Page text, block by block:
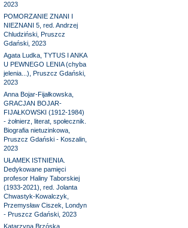
2023
POMORZANIE ZNANI I
NIEZNANI 5, red. Andrzej
Chludziński, Pruszcz
Gdański, 2023
Agata Ludka, TYTUS I ANKA
U PEWNEGO LENIA (chyba
jelenia...), Pruszcz Gdański,
2023
Anna Bojar-Fijałkowska,
GRACJAN BOJAR-
FIJAŁKOWSKI (1912-1984)
- żołnierz, literat, społecznik.
Biografia nietuzinkowa,
Pruszcz Gdański - Koszalin,
2023
UŁAMEK ISTNIENIA.
Dedykowane pamięci
profesor Haliny Taborskiej
(1933-2021), red. Jolanta
Chwastyk-Kowalczyk,
Przemysław Ciszek, Londyn
- Pruszcz Gdański, 2023
Katarzyna Brzóska,